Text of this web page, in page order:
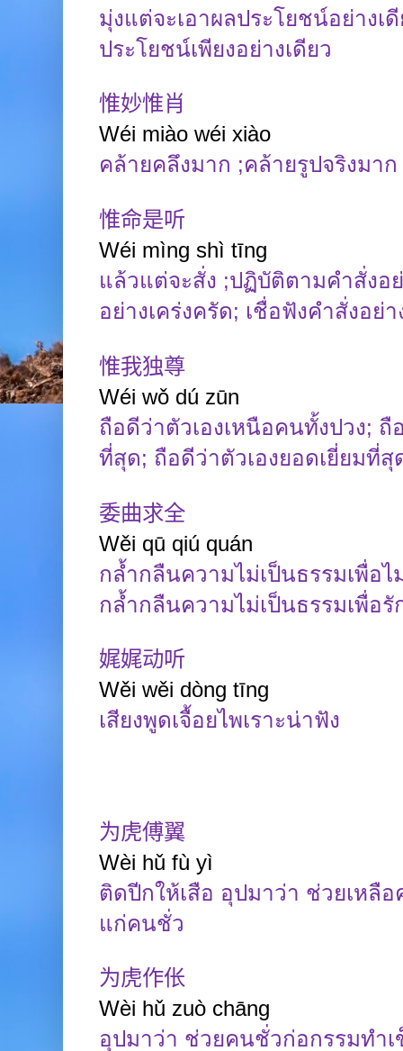
มุ่งแต่จะเอาผลประโยชน์อย่างเ
ประโยชน์เพียงอย่างเดียว
惟妙惟肖
Wéi miào wéi xiào
คล้ายคลึงมาก ;คล้ายรูปจริงมาก
惟命是听
Wéi mìng shì tīng
แล้วแต่จะสั่ง ;ปฏิบัติตามคำสั่งอ
อย่างเคร่งครัด; เชื่อฟังคำสั่งอย่า
惟我独尊
Wéi wǒ dú zūn
ถือดีว่าตัวเองเหนือคนทั้งปวง; ถื
ที่สุด; ถือดีว่าตัวเองยอดเยี่ยมที่สุ
委曲求全
Wěi qū qiú quán
กล้ำกลืนความไม่เป็นธรรมเพื่อ
กล้ำกลืนความไม่เป็นธรรมเพื่อ
娓娓动听
Wěi wěi dòng tīng
เสียงพูดเจื้อยไพเราะน่าฟัง
为虎傅翼
Wèi hǔ fù yì
ติดปีกให้เสือ อุปมาว่า ช่วยเหลื
แก่คนชั่ว
为虎作伥
Wèi hǔ zuò chāng
อุปมาว่า ช่วยคนชั่วก่อกรรมทำ